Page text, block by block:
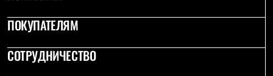
ПОКУПАТЕЛЯМ
СОТРУДНИЧЕСТВО